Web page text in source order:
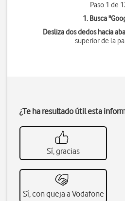
Paso 1 de
1. Busca "
Desliza dos dedos hacia
superior de la
¿Te ha resultado útil esta
Sí, gracias
Sí, con queja a Vodafone